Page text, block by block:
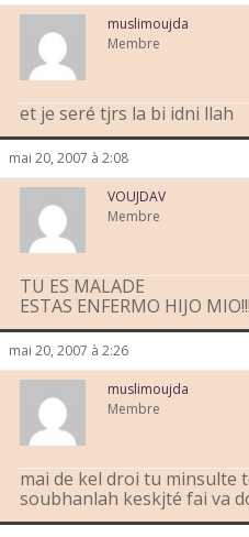
muslimoujda
Membre
et je seré tjrs la bi idni llah
mai 20, 2007 à 2:08
VOUJDAV
Membre
TU ES MALADE
ESTAS ENFERMO HIJO MIO!!!
mai 20, 2007 à 2:26
muslimoujda
Membre
mai de kel droi tu minsulte
soubhanlah keskjté fai va